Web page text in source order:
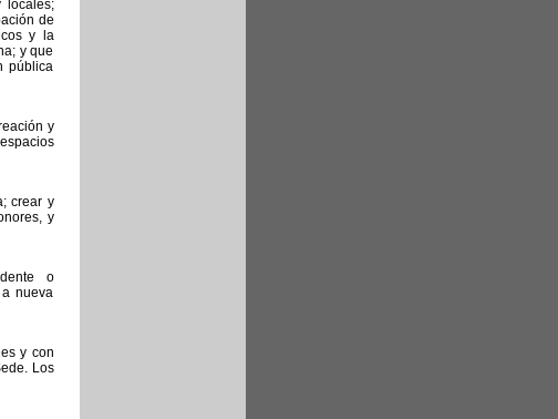
locales;
de
y la
y que
pública
y
crear y
y
o
nueva
y con
Los